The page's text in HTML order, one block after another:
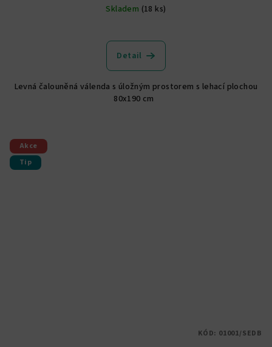
Skladem (18 ks)
hodnocení
produktu
z
5
Detail
Levná čalouněná válenda s úložným prostorem s lehací plochou
80x190 cm
Akce
Tip
KÓD: 01001/SEDB